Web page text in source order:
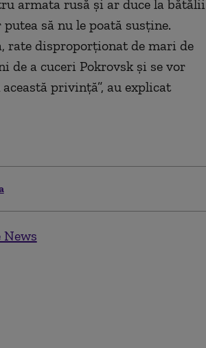
armata rusă și ar duce la bătălii
să nu le poată susține.
rate disproporționat de mari de
a cuceri Pokrovsk și se vor
privință”, au explicat
News